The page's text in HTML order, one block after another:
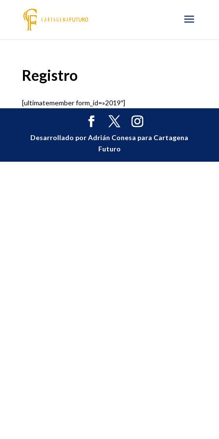
Registro
[ultimatemember form_id=»2019″]
Desarrollado por Adrián Conesa para Cartagena
Futuro